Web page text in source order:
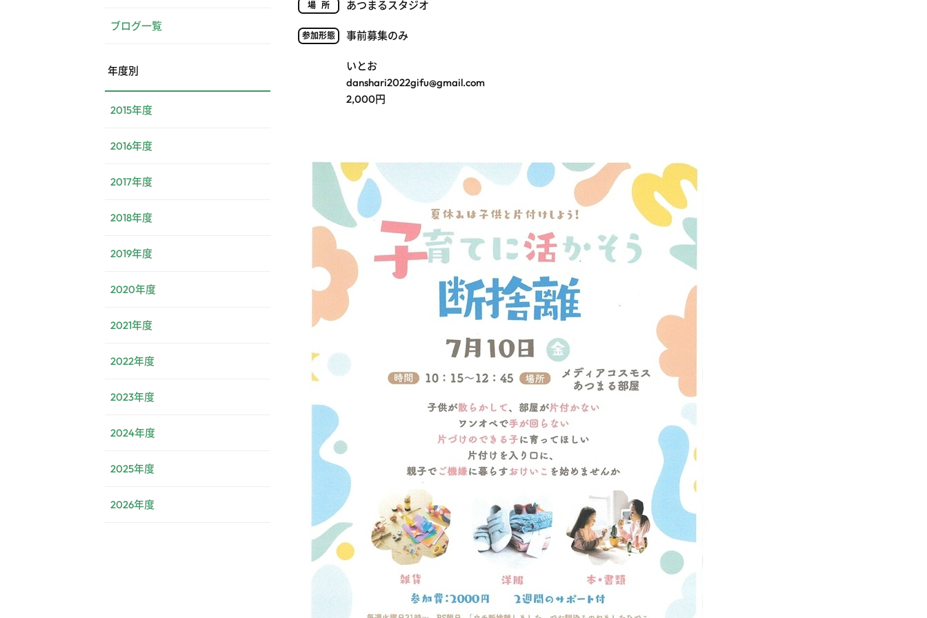
場所 あつまるスタジオ
参加形態 事前募集のみ
いとお
danshari2022gifu@gmail.com
2,000円
ブログ一覧
年度別
2015年度
2016年度
2017年度
2018年度
2019年度
2020年度
2021年度
2022年度
2023年度
2024年度
2025年度
2026年度